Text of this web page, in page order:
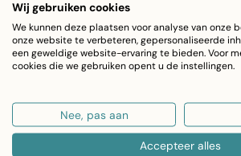
Wij gebruiken cookies
We kunnen deze plaatsen voor analyse van onze
onze website te verbeteren, gepersonaliseerde
een geweldige website-ervaring te bieden. Voor
cookies die we gebruiken opent u de instellingen.
Nee, pas aan
Accepteer alles